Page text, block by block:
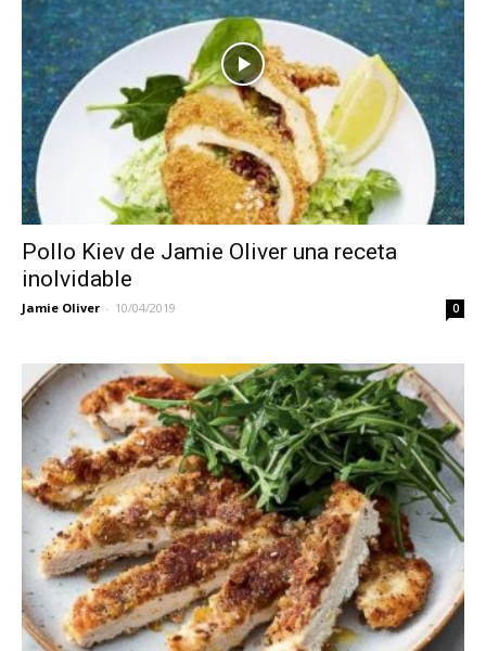
Pollo Kiev de Jamie Oliver una receta
inolvidable
Jamie Oliver - 10/04/2019 0